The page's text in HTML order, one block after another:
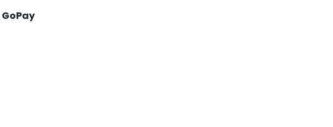
GoPay